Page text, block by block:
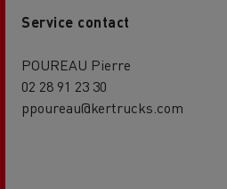
Service contact
POUREAU Pierre
02 28 91 23 30
ppoureau@kertrucks.com